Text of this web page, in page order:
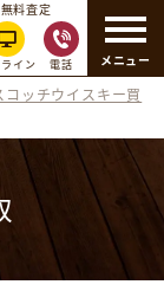
メニュー
料査定
イン 電話
コッチウイスキー買